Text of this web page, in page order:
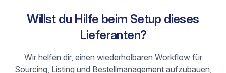
Willst du Hilfe beim Setup dieses
Lieferanten?
Wir helfen dir, einen wiederholbaren Workflow für
Sourcing, Listing und Bestellmanagement aufzubauen,